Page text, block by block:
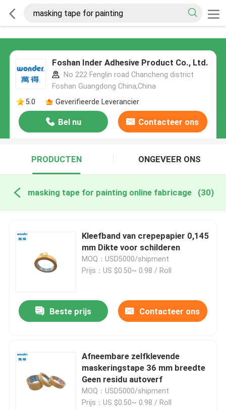
Foshan Inder Adhesive Product Co., Ltd.
No 222 Fenglin road Chancheng district
Foshan Guangdong China,China
5.0
Geverifieerde Leverancier
Bel nu Contacteer ons
PRODUCTEN ONGEVEER ONS
masking tape for painting online fabricage (30)
Kleefband van crepepapier 0,145
mm Dikte voor schilderen
MOQ：USD5000/shipment
Prijs：US $0.50~ 0.98 / Roll
Beste prijs Contacteer ons
Afneembare zelfklevende
maskeringstape 36 mm breedte
Geen residu autoverf
MOQ：USD5000/shipment
Prijs：US $0.50~ 0.98 / Roll